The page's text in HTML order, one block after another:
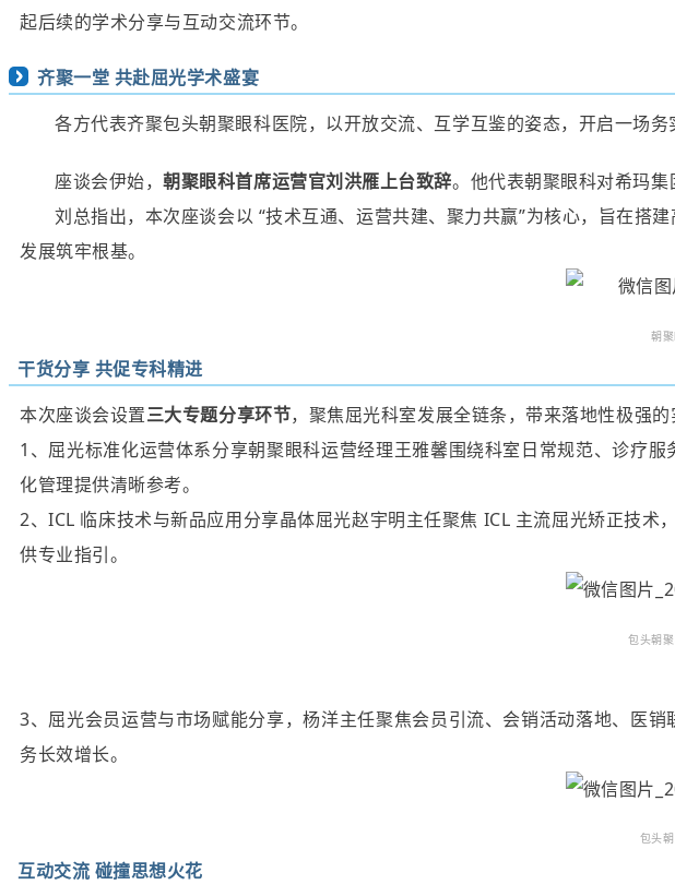
起后续的学术分享与互动交流环节。
齐聚一堂 共赴屈光学术盛宴
各方代表齐聚包头朝聚眼科医院，以开放交流、互学互鉴的姿态，开启一场务
座谈会伊始，朝聚眼科首席运营官刘洪雁上台致辞。他代表朝聚眼科对希玛
刘总指出，本次座谈会以 “技术互通、运营共建、聚力共赢”为核心，旨在搭
发展筑牢根基。
朝
干货分享 共促专科精进
本次座谈会设置三大专题分享环节，聚焦屈光科室发展全链条，带来落地性极强的
1、屈光标准化运营体系分享朝聚眼科运营经理王雅馨围绕科室日常规范、诊疗
化管理提供清晰参考。
2、ICL 临床技术与新品应用分享晶体屈光赵宇明主任聚焦 ICL 主流屈光矫正技
供专业指引。
包头朝
3、屈光会员运营与市场赋能分享，杨洋主任聚焦会员引流、会销活动落地、医
务长效增长。
包头
互动交流 碰撞思想火花